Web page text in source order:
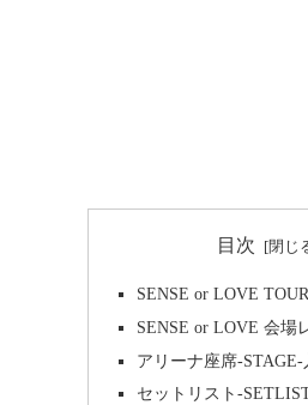
目次
SENSE or LOVE
SENSE or LOVE 会場
アリーナ座席-STAGE-
セットリスト-